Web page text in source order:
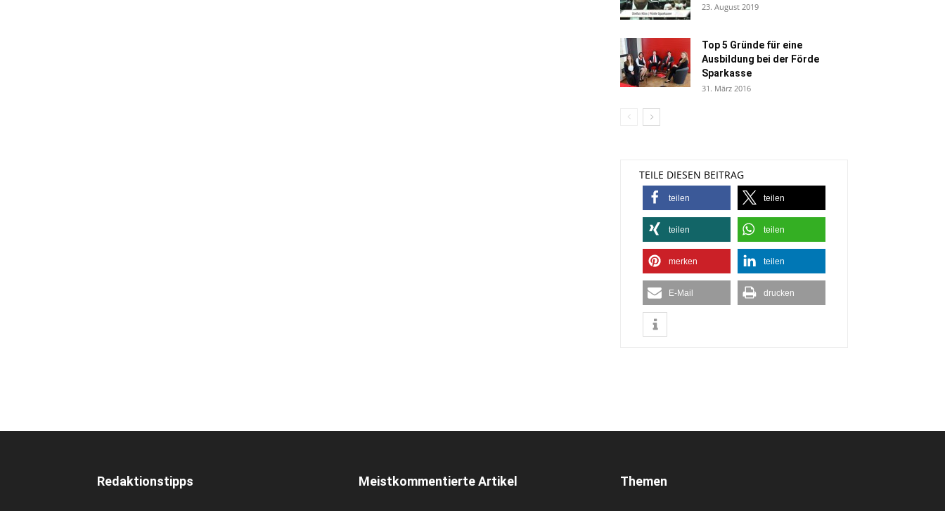
23. August 2019
Top 5 Gründe für eine
Ausbildung bei der Förde
Sparkasse
31. März 2016
TEILE DIESEN BEITRAG
teilen teilen
teilen teilen
merken teilen
E-Mail drucken
Redaktionstipps Meistkommentierte Artikel Themen